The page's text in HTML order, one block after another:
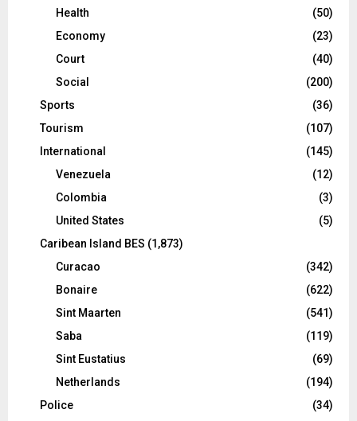
Health
(50)
Economy
(23)
Court
(40)
Social
(200)
Sports
(36)
Tourism
(107)
International
(145)
Venezuela
(12)
Colombia
(3)
United States
(5)
Caribean Island BES (1,873)
Curacao
(342)
Bonaire
(622)
Sint Maarten
(541)
Saba
(119)
Sint Eustatius
(69)
Netherlands
(194)
Police
(34)